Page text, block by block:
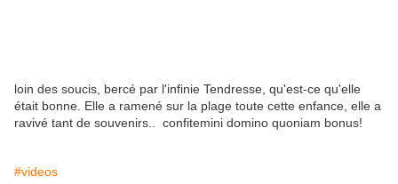
loin des soucis, bercé par l'infinie Tendresse, qu'est-ce qu'elle
était bonne. Elle a ramené sur la plage toute cette enfance, elle a
ravivé tant de souvenirs.. confitemini domino quoniam bonus!
#videos